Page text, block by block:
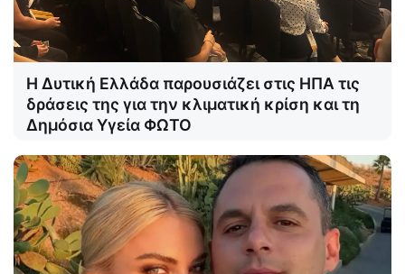
Η Δυτική Ελλάδα παρουσιάζει στις ΗΠΑ τις
δράσεις της για την κλιματική κρίση και τη
Δημόσια Υγεία ΦΩΤΟ